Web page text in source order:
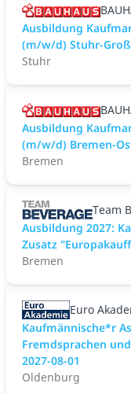
Ausbildung
(m/w/d) Stuhr-
Stuhr
Ausbildung
(m/w/d) Bremen-
Bremen
Team
Ausbildung 2027:
Zusatz
Bremen
Euro
Kaufmännische*r
Fremdsprachen
2027-08-01
Oldenburg